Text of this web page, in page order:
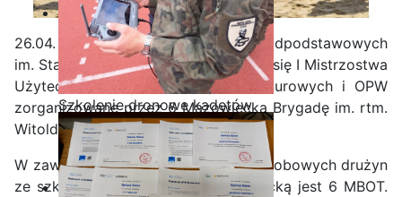
Szkolenie dronowe kadetów
OPW w Staszicu
26.04. 2024 r w Zespole Szkół Ponadpodstawowych
im. Stanisława Staszica w Iłży odbyły się I Mistrzostwa
Użyteczno – Bojowe dla klas mundurowych i OPW
zorganizowane przez 6 Mazowiecką Brygadę im. rtm.
Witolda Pileckiego.
W zawodach wzięło udział 9 pięcioosobowych drużyn
ze szkół, których jednostką patronacką jest 6 MBOT.